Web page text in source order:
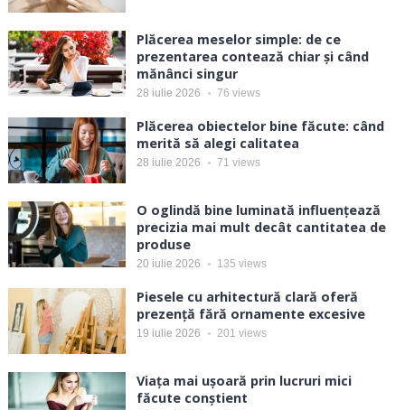
Plăcerea meselor simple: de ce
prezentarea contează chiar și când
mănânci singur
28 iulie 2026 76 views
Plăcerea obiectelor bine făcute: când
merită să alegi calitatea
28 iulie 2026 71 views
O oglindă bine luminată influențează
precizia mai mult decât cantitatea de
produse
20 iulie 2026 135 views
Piesele cu arhitectură clară oferă
prezență fără ornamente excesive
19 iulie 2026 201 views
Viața mai ușoară prin lucruri mici
făcute conștient